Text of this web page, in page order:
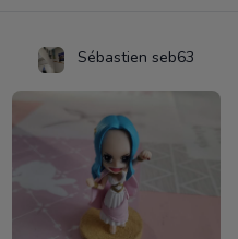
Sébastien seb63